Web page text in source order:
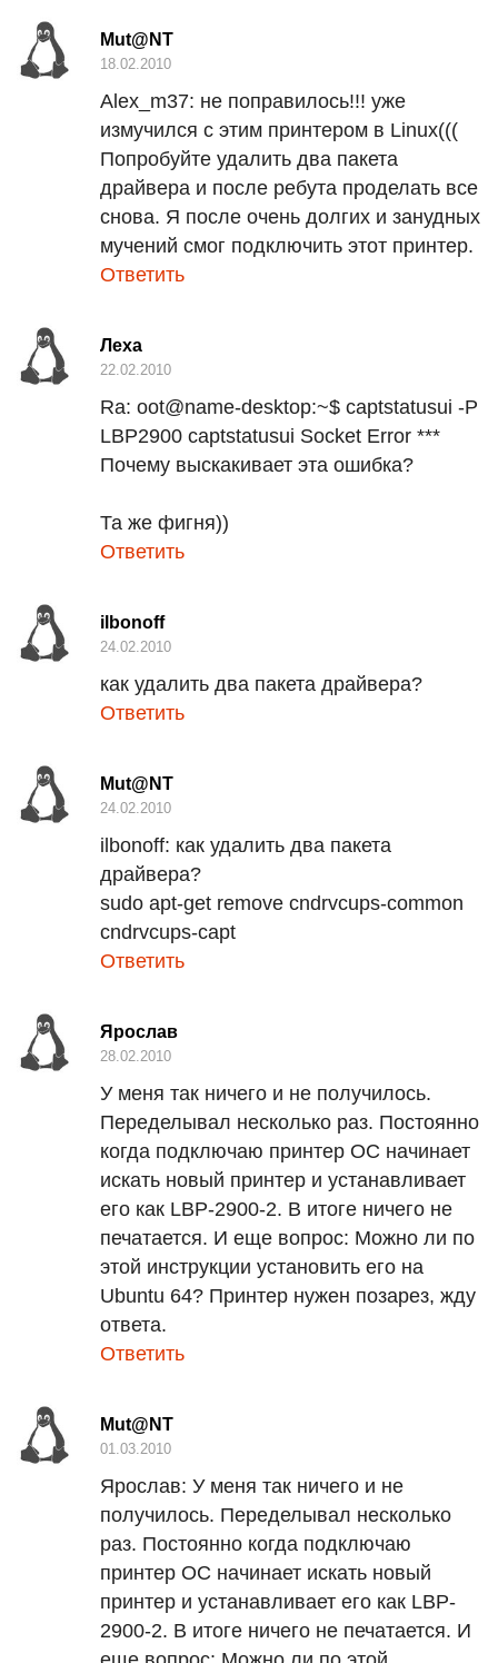
Mut@NT
18.02.2010
Alex_m37: не поправилось!!! уже
измучился с этим принтером в Linux(((
Попробуйте удалить два пакета
драйвера и после ребута проделать все
снова. Я после очень долгих и занудных
мучений смог подключить этот принтер.
Ответить
Леха
22.02.2010
Ra: oot@name-desktop:~$ captstatusui -P
LBP2900 captstatusui Socket Error ***
Почему выскакивает эта ошибка?
Та же фигня))
Ответить
ilbonoff
24.02.2010
как удалить два пакета драйвера?
Ответить
Mut@NT
24.02.2010
ilbonoff: как удалить два пакета
драйвера?
sudo apt-get remove cndrvcups-common
cndrvcups-capt
Ответить
Ярослав
28.02.2010
У меня так ничего и не получилось.
Переделывал несколько раз. Постоянно
когда подключаю принтер ОС начинает
искать новый принтер и устанавливает
его как LBP-2900-2. В итоге ничего не
печатается. И еще вопрос: Можно ли по
этой инструкции установить его на
Ubuntu 64? Принтер нужен позарез, жду
ответа.
Ответить
Mut@NT
01.03.2010
Ярослав: У меня так ничего и не
получилось. Переделывал несколько
раз. Постоянно когда подключаю
принтер ОС начинает искать новый
принтер и устанавливает его как LBP-
2900-2. В итоге ничего не печатается. И